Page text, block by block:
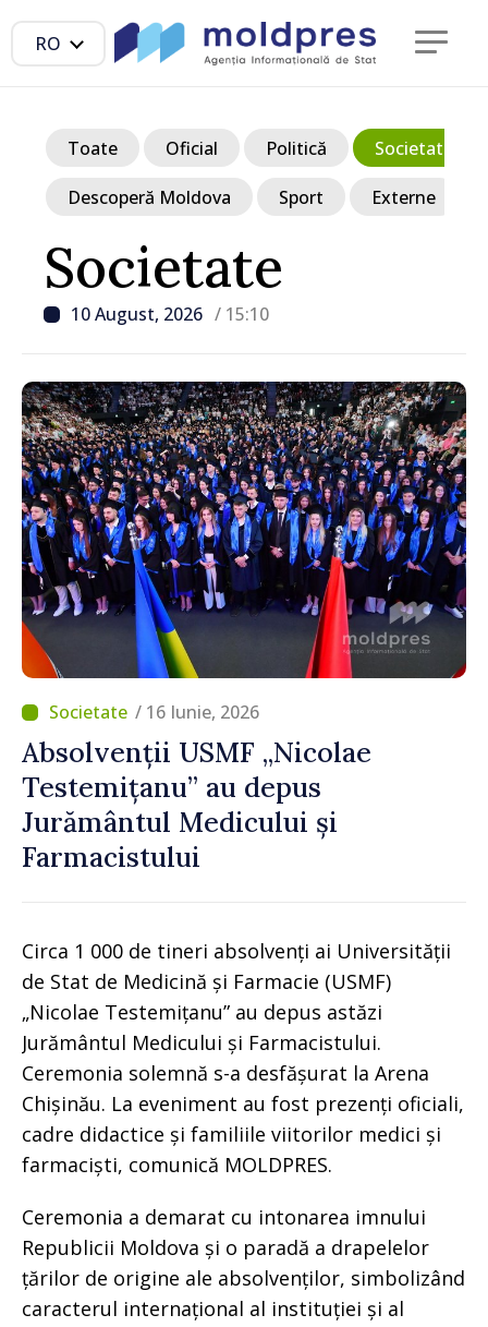
RO
Societate
10 August, 2026 / 15:10
Toate Oficial Politică Societate
Descoperă Moldova Sport Externe
/ 16 Iunie, 2026
Absolvenții USMF „Nicolae
Testemițanu” au depus
Jurământul Medicului și
Farmacistului
Circa 1 000 de tineri absolvenți ai Universității
de Stat de Medicină și Farmacie (USMF)
„Nicolae Testemițanu” au depus astăzi
Jurământul Medicului și Farmacistului.
Ceremonia solemnă s-a desfășurat la Arena
Chișinău. La eveniment au fost prezenți oficiali,
cadre didactice și familiile viitorilor medici și
farmaciști, comunică MOLDPRES.
Ceremonia a demarat cu intonarea imnului
Republicii Moldova și o paradă a drapelelor
țărilor de origine ale absolvenților, simbolizând
caracterul internațional al instituției și al